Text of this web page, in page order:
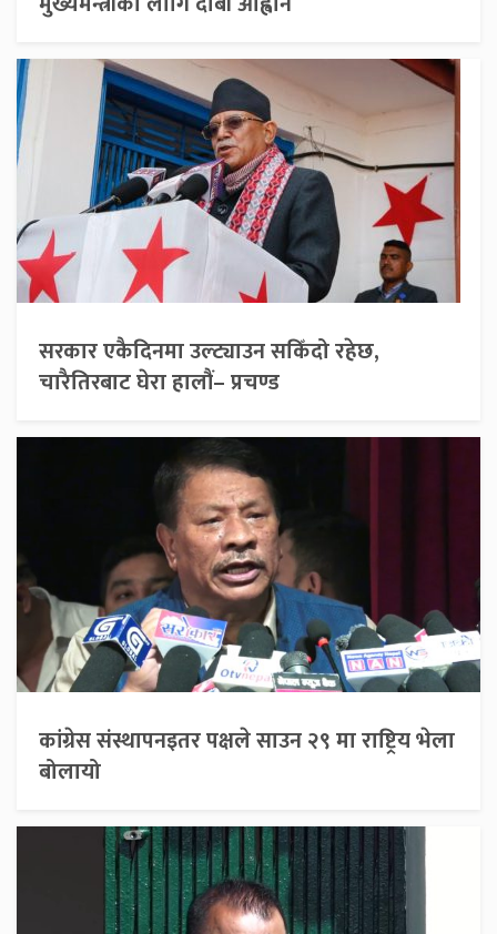
सरकार एकैदिनमा उल्ट्याउन सकिँदो रहेछ,
चारैतिरबाट घेरा हालौं– प्रचण्ड
कांग्रेस संस्थापनइतर पक्षले साउन २९ मा राष्ट्रिय भेला
बोलायो